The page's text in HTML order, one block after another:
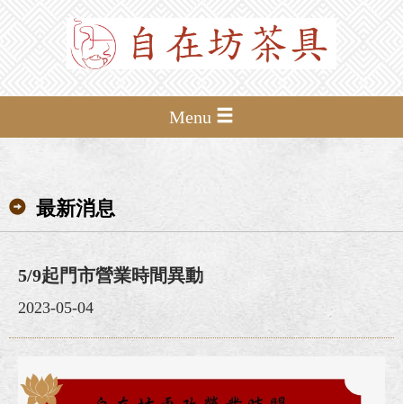
Menu
最新消息
5/9起門市營業時間異動
2023-05-04